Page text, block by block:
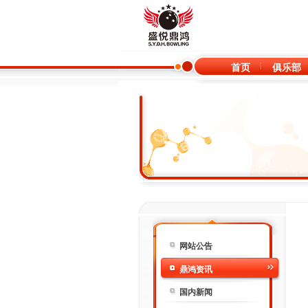
首页 俱乐部
网站公告
鼎鸿资讯
国内新闻